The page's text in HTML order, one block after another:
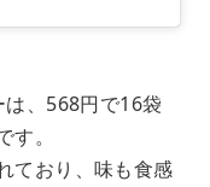
、568円で16袋
。
ており、味も食感